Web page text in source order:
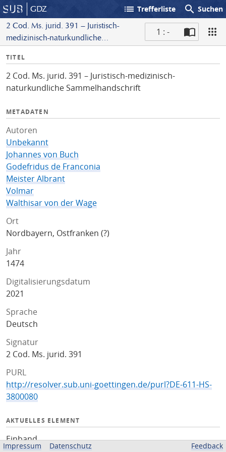
GDZ list Trefferliste search Suchen
2 Cod. Ms. jurid. 391 – Juristisch-
medizinisch-naturkundliche
1 : -
I
f
o
TITEL
2 Cod. Ms. jurid. 391 – Juristisch-medizinisch-
naturkundliche Sammelhandschrift
METADATEN
Autoren
Unbekannt
Johannes von Buch
Godefridus de Franconia
Meister Albrant
Volmar
Walthisar von der Wage
Ort
Nordbayern, Ostfranken (?)
Jahr
1474
Digitalisierungsdatum
2021
Sprache
Deutsch
Signatur
2 Cod. Ms. jurid. 391
PURL
http://resolver.sub.uni-goettingen.de/purl?DE-611-HS-
3800080
AKTUELLES ELEMENT
Einband
Impressum Datenschutz Feedback